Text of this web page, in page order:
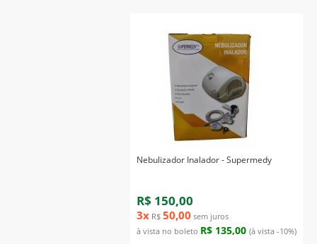
Nebulizador Inalador - Supermedy
R$ 150,00
3x R$ 50,00 sem juros
à vista no boleto R$ 135,00 (à vista -10%)